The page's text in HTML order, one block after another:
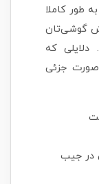
طور کاملا
گوشی‌تان
که
جزئی
در جیب